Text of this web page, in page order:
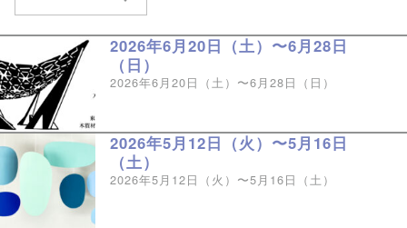
2026年6月20日（土）〜6月28日
（日）
2026年6月20日（土）〜6月28日（日）
2026年5月12日（火）〜5月16日
（土）
2026年5月12日（火）〜5月16日（土）